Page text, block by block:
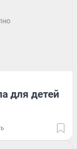
для детей